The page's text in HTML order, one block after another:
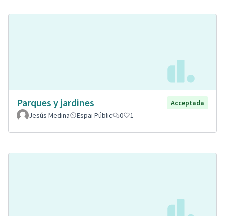
Parques y jardines
Acceptada
Jesús Medina
Espai Públic 0 1